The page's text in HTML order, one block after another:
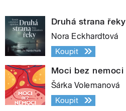
Druhá strana řeky
Nora Eckhardtová
Koupit
Moci bez nemoci
Šárka Volemanová
Koupit